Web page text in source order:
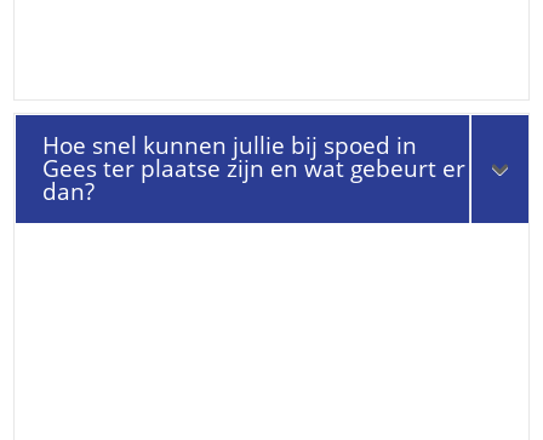
Hoe snel kunnen jullie bij spoed in
Gees ter plaatse zijn en wat gebeurt er
dan?